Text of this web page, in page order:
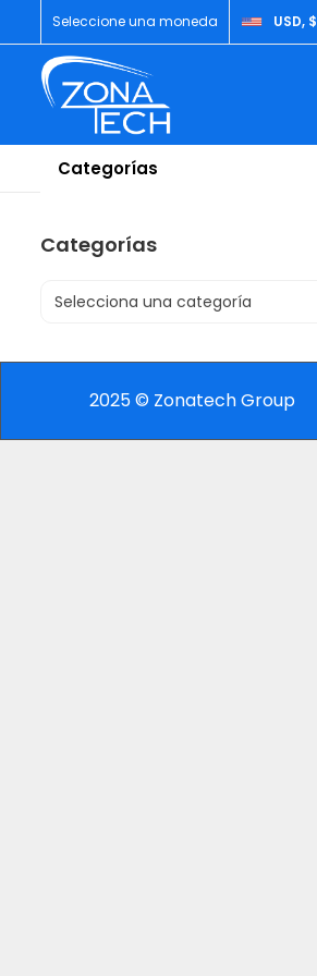
Seleccione una moneda USD, $
Categorías
Categorías
Selecciona una categoría
2025 © Zonatech Group